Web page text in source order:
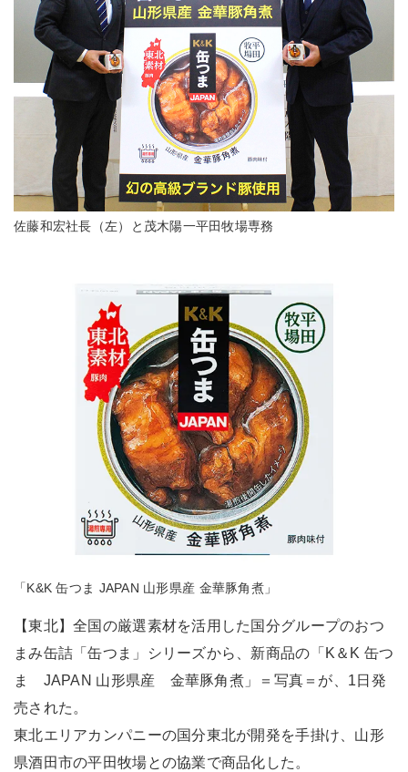
佐藤和宏社長（左）と茂木陽一平田牧場専務
「K&K 缶つま JAPAN 山形県産 金華豚角煮」
【東北】全国の厳選素材を活用した国分グループのおつ
まみ缶詰「缶つま」シリーズから、新商品の「K＆K 缶つ
ま JAPAN 山形県産 金華豚角煮」＝写真＝が、1日発
売された。
東北エリアカンパニーの国分東北が開発を手掛け、山形
県酒田市の平田牧場との協業で商品化した。